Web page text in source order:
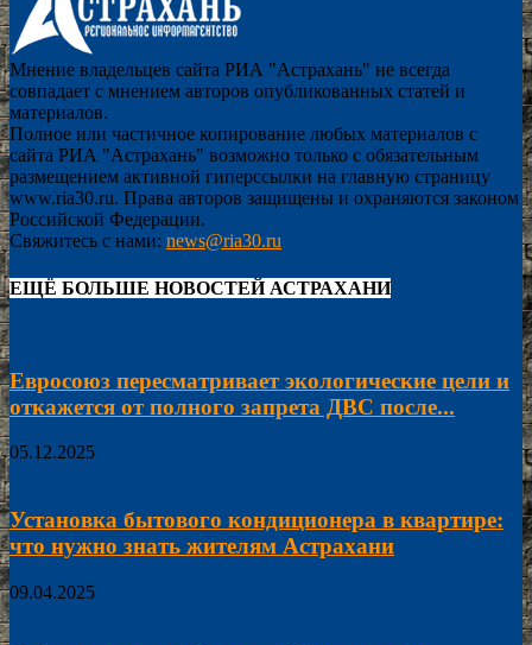
Мнение владельцев сайта РИА "Астрахань" не всегда
совпадает с мнением авторов опубликованных статей и
материалов.
Полное или частичное копирование любых материалов с
сайта РИА "Астрахань" возможно только с обязательным
размещением активной гиперссылки на главную страницу
www.ria30.ru. Права авторов защищены и охраняются законом
Российской Федерации.
Свяжитесь с нами: news@ria30.ru
ЕЩЁ БОЛЬШЕ НОВОСТЕЙ АСТРАХАНИ
Евросоюз пересматривает экологические цели и
откажется от полного запрета ДВС после...
05.12.2025
Установка бытового кондиционера в квартире:
что нужно знать жителям Астрахани
09.04.2025